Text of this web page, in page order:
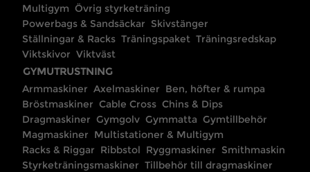
Multigym Övrig styrketräning
Powerbags & Sandsäckar Skivstänger
Ställningar & Racks Träningspaket Träningsredskap
Viktskivor Viktväst
GYMUTRUSTNING
Armmaskiner Axelmaskiner Ben, höfter & rumpa
Bröstmaskiner Cable Cross Chins & Dips
Dragmaskiner Gymgolv Gymmatta Gymtillbehör
Magmaskiner Multistationer & Multigym
Racks & Riggar Ribbstol Ryggmaskiner Smithmaskin
Styrketräningsmaskiner Tillbehör till dragmaskiner